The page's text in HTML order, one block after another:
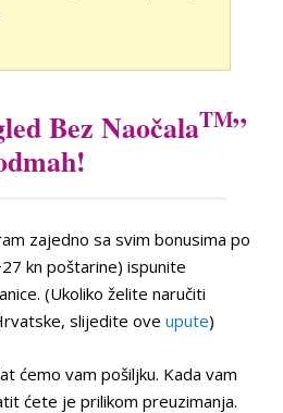
Bez NaočalaTM”
zajedno sa svim bonusima po
kn poštarine) ispunite
(Ukoliko želite naručiti
slijedite ove upute)
ćemo vam pošiljku. Kada vam
ćete je prilikom preuzimanja.